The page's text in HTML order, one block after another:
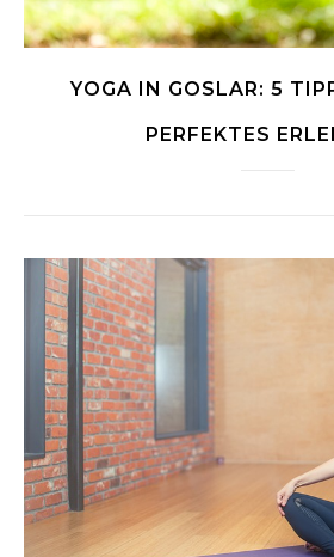
YOGA IN GOSLAR: 5
PERFEKTES